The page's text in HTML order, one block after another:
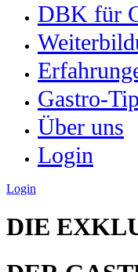
DBK für
Gastro-
Über uns
Login
Login
DIE